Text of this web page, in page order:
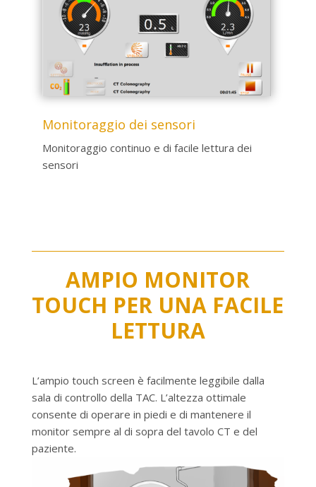
Monitoraggio dei sensori
Monitoraggio continuo e di facile lettura dei
sensori
AMPIO MONITOR
TOUCH PER UNA FACILE
LETTURA
L’ampio touch screen è facilmente leggibile dalla
sala di controllo della TAC. L’altezza ottimale
consente di operare in piedi e di mantenere il
monitor sempre al di sopra del tavolo CT e del
paziente.